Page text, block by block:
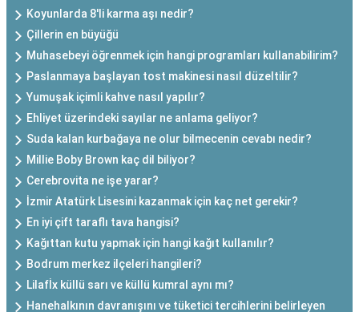
Koyunlarda 8'li karma aşı nedir?
Çillerin en büyüğü
Muhasebeyi öğrenmek için hangi programları kullanabilirim?
Paslanmaya başlayan tost makinesi nasıl düzeltilir?
Yumuşak içimli kahve nasıl yapılır?
Ehliyet üzerindeki sayılar ne anlama geliyor?
Suda kalan kurbağaya ne olur bilmecenin cevabı nedir?
Millie Boby Brown kaç dil biliyor?
Cerebrovita ne işe yarar?
İzmir Atatürk Lisesini kazanmak için kaç net gerekir?
En iyi çift taraflı tava hangisi?
Kağıttan kutu yapmak için hangi kağıt kullanılır?
Bodrum merkez ilçeleri hangileri?
Lilafİx küllü sarı ve küllü kumral aynı mı?
Hanehalkının davranışını ve tüketici tercihlerini belirleyen